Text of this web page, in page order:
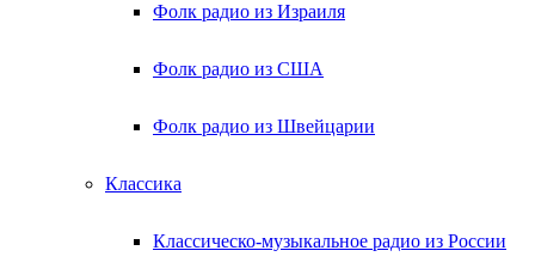
Фолк радио из Израиля
Фолк радио из США
Фолк радио из Швейцарии
Классика
Классическо-музыкальное радио из России